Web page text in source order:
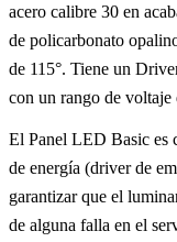
acero calibre 30 en
de policarbonato
de 115°. Tiene un
con un rango de
El Panel LED Basic es
de energía (driver de
garantizar que el
de alguna falla en el